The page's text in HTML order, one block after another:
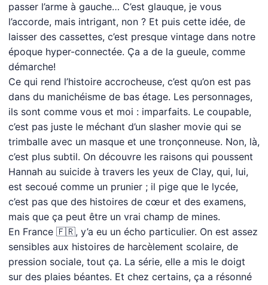
passer l’arme à gauche… C’est glauque, je vous
l’accorde, mais intrigant, non ? Et puis cette idée, de
laisser des cassettes, c’est presque vintage dans notre
époque hyper-connectée. Ça a de la gueule, comme
démarche!
Ce qui rend l’histoire accrocheuse, c’est qu’on est pas
dans du manichéisme de bas étage. Les personnages,
ils sont comme vous et moi : imparfaits. Le coupable,
c’est pas juste le méchant d’un slasher movie qui se
trimballe avec un masque et une tronçonneuse. Non, là,
c’est plus subtil. On découvre les raisons qui poussent
Hannah au suicide à travers les yeux de Clay, qui, lui,
est secoué comme un prunier ; il pige que le lycée,
c’est pas que des histoires de cœur et des examens,
mais que ça peut être un vrai champ de mines.
En France 🇫🇷, y’a eu un écho particulier. On est assez
sensibles aux histoires de harcèlement scolaire, de
pression sociale, tout ça. La série, elle a mis le doigt
sur des plaies béantes. Et chez certains, ça a résonné